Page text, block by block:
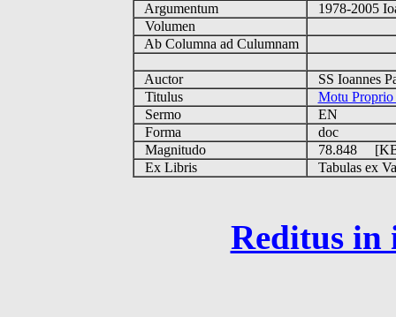
Argumentum
1978-2005
Volumen
Ab Columna ad Culumnam
Auctor
SS Ioannes
Titulus
Motu Proprio
Sermo
EN
Forma
doc
Magnitudo
78.848
Ex Libris
Tabulas ex
Reditus in